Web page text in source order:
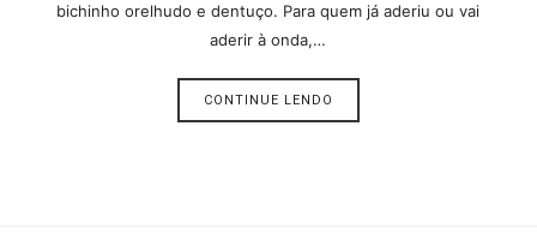
bichinho orelhudo e dentuço. Para quem já aderiu ou vai
aderir à onda,…
CONTINUE LENDO